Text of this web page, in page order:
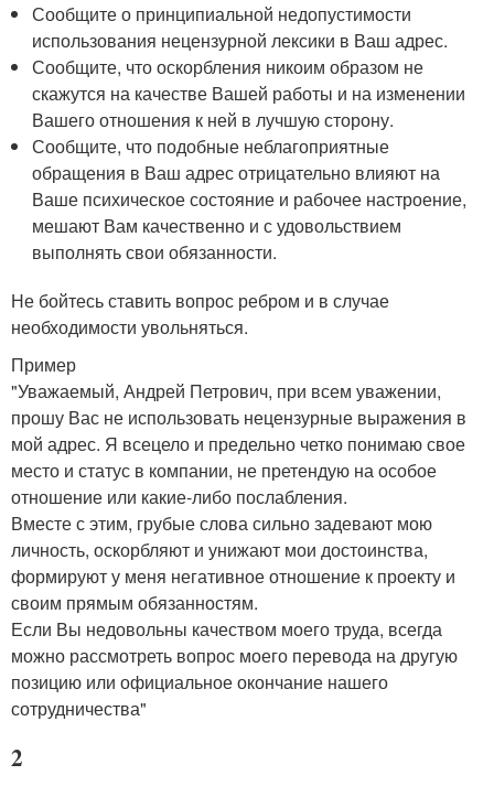
Сообщите о принципиальной недопустимости
использования нецензурной лексики в Ваш адрес.
Сообщите, что оскорбления никоим образом не
скажутся на качестве Вашей работы и на изменении
Вашего отношения к ней в лучшую сторону.
Сообщите, что подобные неблагоприятные
обращения в Ваш адрес отрицательно влияют на
Ваше психическое состояние и рабочее настроение,
мешают Вам качественно и с удовольствием
выполнять свои обязанности.
Не бойтесь ставить вопрос ребром и в случае
необходимости увольняться.
Пример
"Уважаемый, Андрей Петрович, при всем уважении,
прошу Вас не использовать нецензурные выражения в
мой адрес. Я всецело и предельно четко понимаю свое
место и статус в компании, не претендую на особое
отношение или какие-либо послабления.
Вместе с этим, грубые слова сильно задевают мою
личность, оскорбляют и унижают мои достоинства,
формируют у меня негативное отношение к проекту и
своим прямым обязанностям.
Если Вы недовольны качеством моего труда, всегда
можно рассмотреть вопрос моего перевода на другую
позицию или официальное окончание нашего
сотрудничества"
2